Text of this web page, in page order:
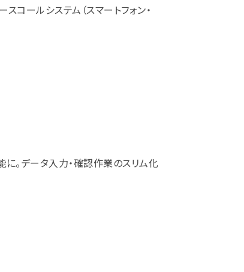
ールシステム（スマートフォン・
。データ入力・確認作業のスリム化